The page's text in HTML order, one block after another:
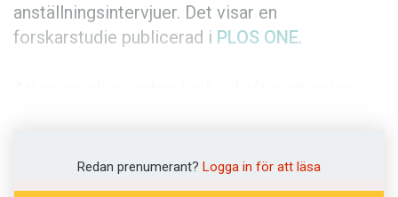
anställningsintervjuer. Det visar en
forskarstudie publicerad i PLOS ONE.
Storbritannien, att förändringar påverkas av
social status. Tonhöjd är ett sätt att både visa
Redan prenumerant? Logga in för att läsa